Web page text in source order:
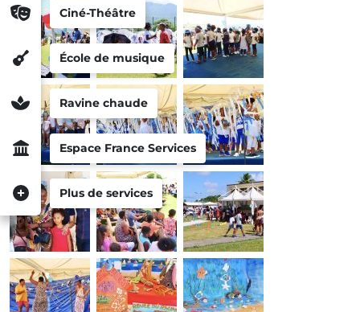
Ciné-Théâtre
École de musique
Ravine chaude
Espace France Services
Plus de services